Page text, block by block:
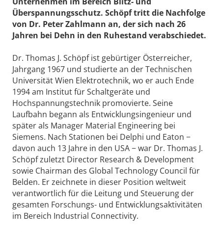
Überspannungsschutz. Schöpf tritt die Nachfolge
von Dr. Peter Zahlmann an, der sich nach 26
Jahren bei Dehn in den Ruhestand verabschiedet.
Dr. Thomas J. Schöpf ist gebürtiger Österreicher,
Jahrgang 1967 und studierte an der Technischen
Universität Wien Elektrotechnik, wo er auch Ende
1994 am Institut für Schaltgeräte und
Hochspannungstechnik promovierte. Seine
Laufbahn begann als Entwicklungsingenieur und
später als Manager Material Engineering bei
Siemens. Nach Stationen bei Delphi und Eaton −
davon auch 13 Jahre in den USA − war Dr. Thomas J.
Schöpf zuletzt Director Research & Development
sowie Chairman des Global Technology Council für
Belden. Er zeichnete in dieser Position weltweit
verantwortlich für die Leitung und Steuerung der
gesamten Forschungs- und Entwicklungsaktivitäten
im Bereich Industrial Connectivity.